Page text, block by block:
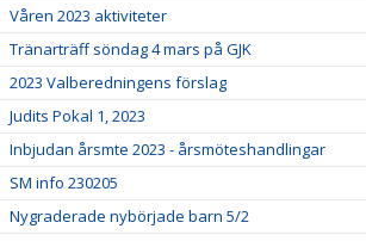
Våren 2023 aktiviteter
Tränarträff söndag 4 mars på GJK
2023 Valberedningens förslag
Judits Pokal 1, 2023
Inbjudan årsmte 2023 - årsmöteshandlingar
SM info 230205
Nygraderade nybörjade barn 5/2